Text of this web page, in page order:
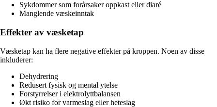
Sykdommer som forårsaker oppkast eller diaré
Manglende væskeinntak
Effekter av væsketap
Væsketap kan ha flere negative effekter på kroppen. Noen av disse
inkluderer:
Dehydrering
Redusert fysisk og mental ytelse
Forstyrrelser i elektrolyttbalansen
Økt risiko for varmeslag eller heteslag